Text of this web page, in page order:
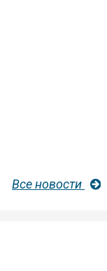
Все новости